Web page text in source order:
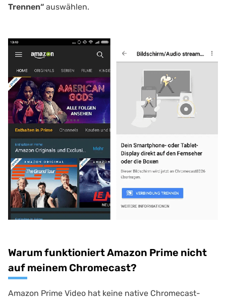
Trennen“ auswählen.
Warum funktioniert Amazon Prime nicht
auf meinem Chromecast?
Amazon Prime Video hat keine native Chromecast-